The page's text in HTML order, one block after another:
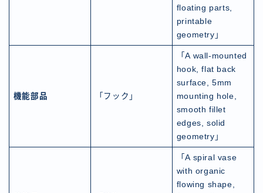
floating parts,
printable
geometry」
機能部品 「フック」
「A wall-mounted
hook, flat back
surface, 5mm
mounting hole,
smooth fillet
edges, solid
geometry」
「A spiral vase
with organic
flowing shape,